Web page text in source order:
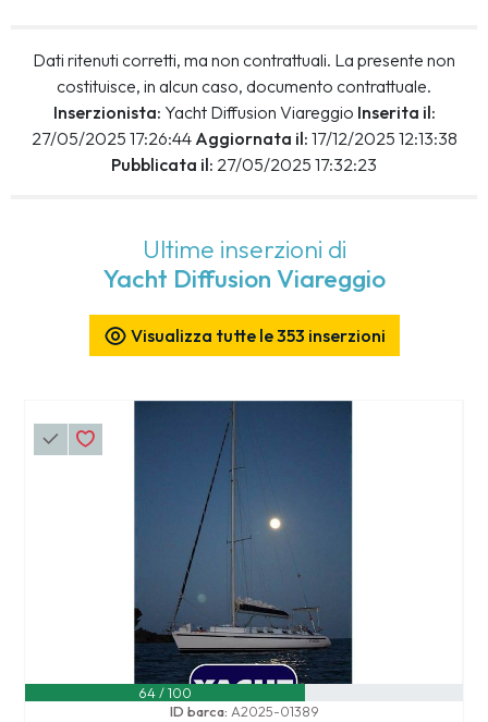
Dati ritenuti corretti, ma non contrattuali. La presente non
costituisce, in alcun caso, documento contrattuale.
Inserzionista: Yacht Diffusion Viareggio Inserita il:
27/05/2025 17:26:44 Aggiornata il: 17/12/2025 12:13:38
Pubblicata il: 27/05/2025 17:32:23
Ultime inserzioni di
Yacht Diffusion Viareggio
Visualizza tutte le 353 inserzioni
64 / 100
ID barca: A2025-01389